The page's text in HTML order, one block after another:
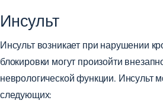
Инсульт
Инсульт возникает при нарушении
блокировки могут произойти
неврологической функции. Инсульт
следующих: